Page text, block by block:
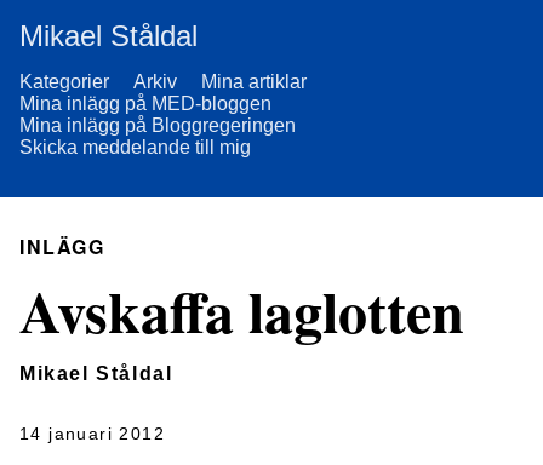
Mikael Ståldal
Kategorier Arkiv
Mina artiklar
Mina inlägg på MED-bloggen
Mina inlägg på Bloggregeringen
Skicka meddelande till mig
INLÄGG
Avskaffa laglotten
Mikael Ståldal
14 januari 2012